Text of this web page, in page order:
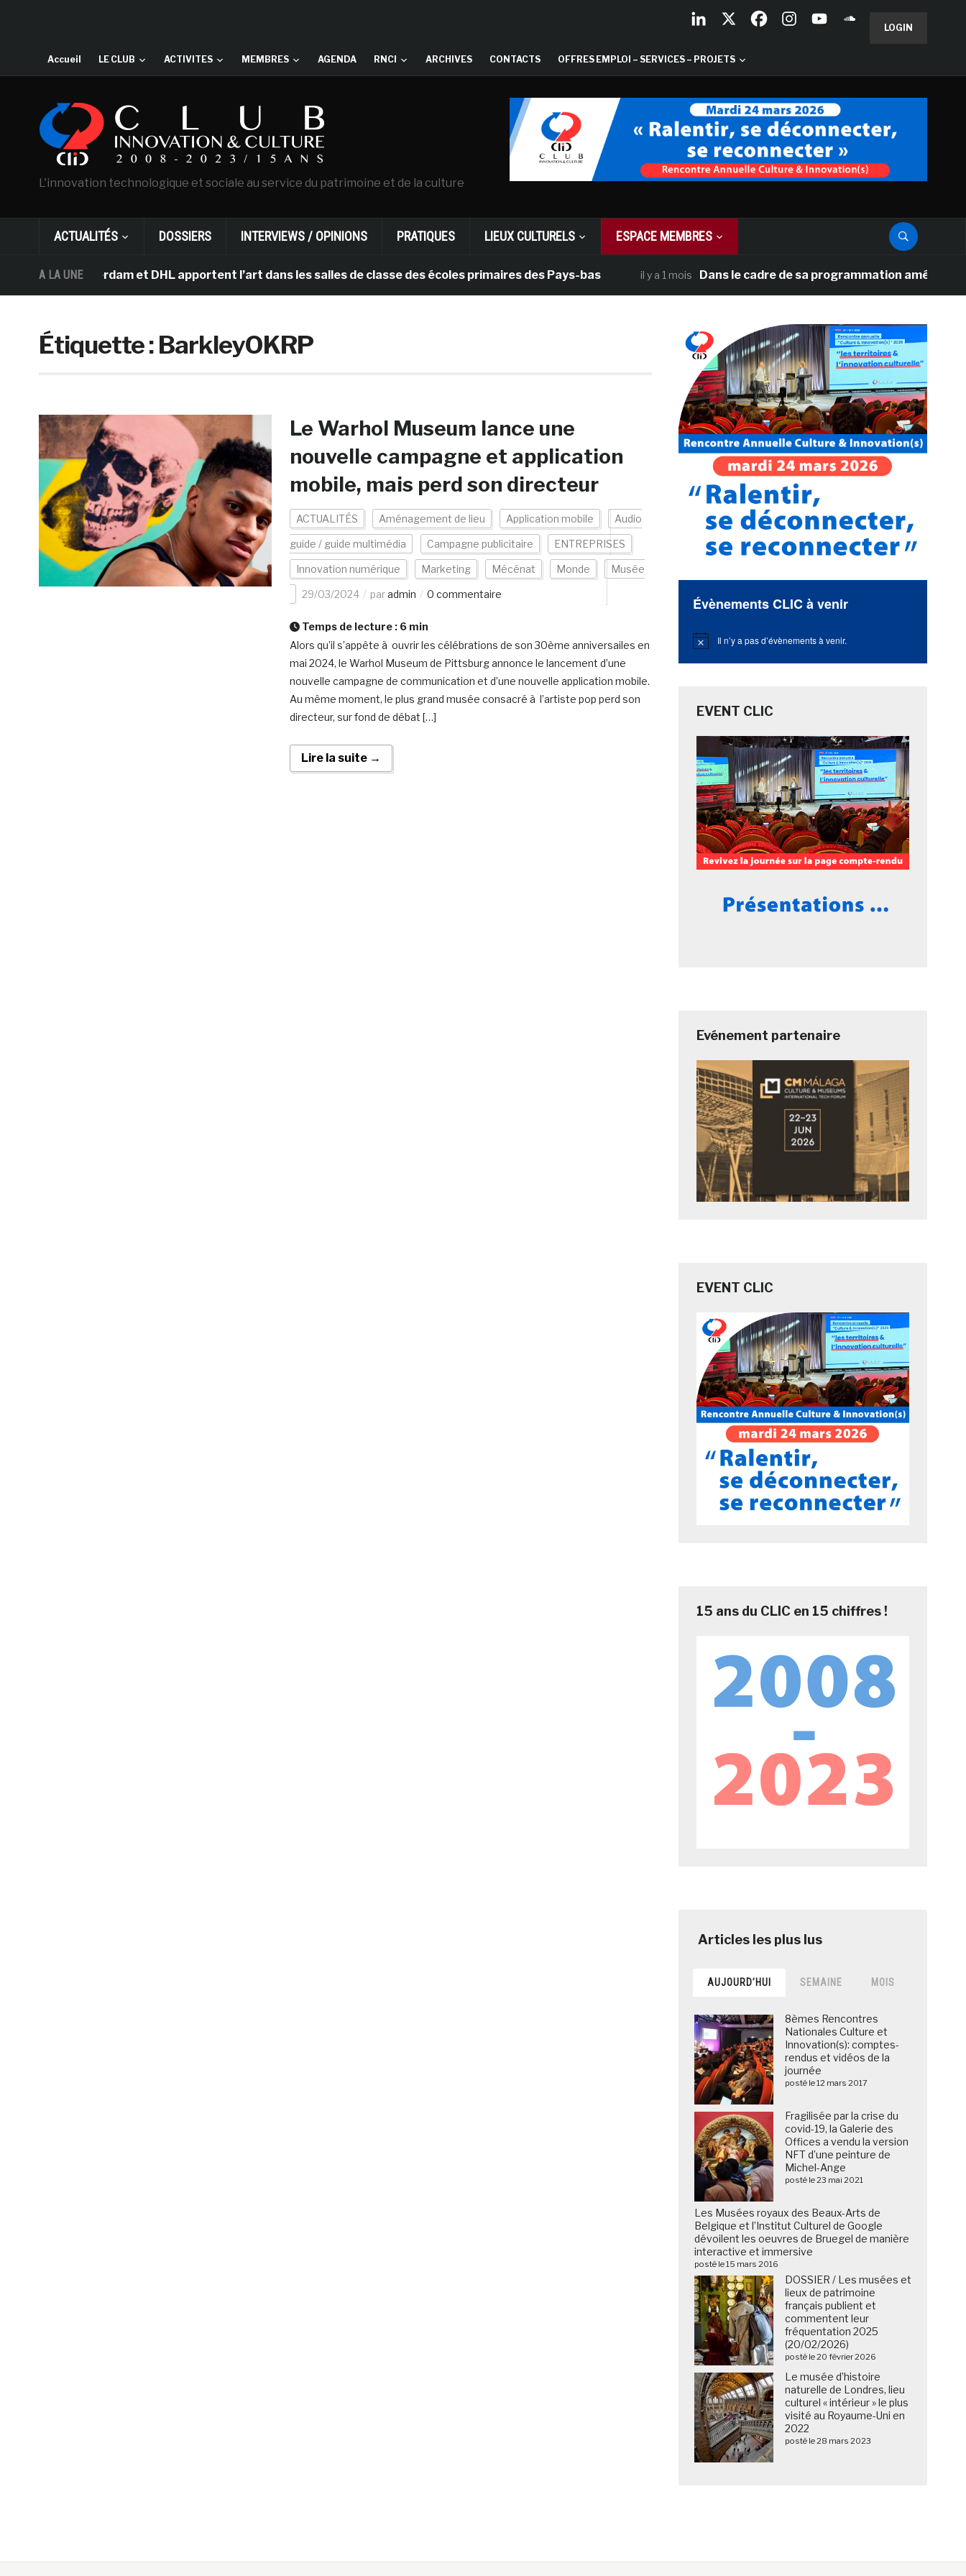
LOGIN
Accueil LE CLUB ACTIVITES MEMBRES AGENDA RNCI ARCHIVES CONTACTS OFFRES EMPLOI – SERVICES – PROJETS
L'innovation technologique et sociale au service du patrimoine et de la culture
ACTUALITÉS DOSSIERS INTERVIEWS / OPINIONS PRATIQUES LIEUX CULTURELS ESPACE MEMBRES
A LA UNE
d’Amsterdam et DHL apportent l’art dans les salles de classe des écoles primaires des Pays-bas il y a 1 mois Dans le cadre de sa programmation américaine,
Étiquette :BarkleyOKRP
Le Warhol Museum lance une
nouvelle campagne et application
mobile, mais perd son directeur
ACTUALITÉS Aménagement de lieu Application mobile Audio
guide / guide multimédia Campagne publicitaire ENTREPRISES
Innovation numérique Marketing Mécénat Monde Musée
29/03/2024 paradmin 0 commentaire
Temps de lecture : 6 min
Alors qu’il s’appête à ouvrir les célébrations de son 30ème anniversailes en
mai 2024, le Warhol Museum de Pittsburg annonce le lancement d’une
nouvelle campagne de communication et d’une nouvelle application mobile.
Au même moment, le plus grand musée consacré à l’artiste pop perd son
directeur, sur fond de débat […]
Lire la suite →
Évènements CLIC à venir
Notice Il n’y a pas d’évènements à venir.
EVENT CLIC
Evénement partenaire
EVENT CLIC
15 ans du CLIC en 15 chiffres !
AUJOURD’HUI SEMAINE MOIS
8èmes Rencontres
Nationales Culture et
Innovation(s): comptes-
rendus et vidéos de la
journée
posté le 12 mars 2017
Fragilisée par la crise du
covid-19, la Galerie des
Offices a vendu la version
NFT d’une peinture de
Michel-Ange
posté le 23 mai 2021
Les Musées royaux des Beaux-Arts de
Belgique et l’Institut Culturel de Google
dévoilent les oeuvres de Bruegel de manière
interactive et immersive
posté le 15 mars 2016
DOSSIER / Les musées et
lieux de patrimoine
français publient et
commentent leur
fréquentation 2025
(20/02/2026)
posté le 20 février 2026
Le musée d’histoire
naturelle de Londres, lieu
culturel « intérieur » le plus
visité au Royaume-Uni en
2022
posté le 28 mars 2023